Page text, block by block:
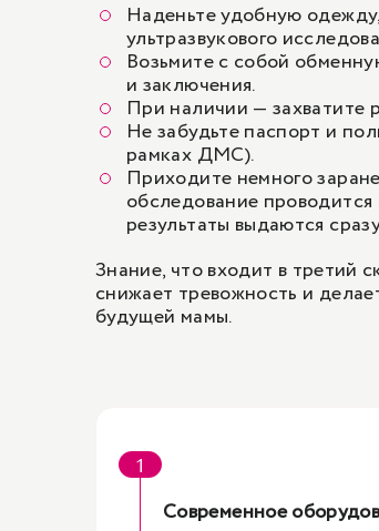
Наденьте удобную
ультразвукового
Возьмите с собой
и заключения.
При наличии — захватите
Не забудьте паспорт и
рамках ДМС).
Приходите немного
обследование
результаты выдаются
Знание, что входит в третий
снижает тревожность и
будущей мамы.
Современное